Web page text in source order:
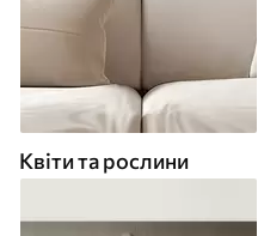
Квіти та рослини